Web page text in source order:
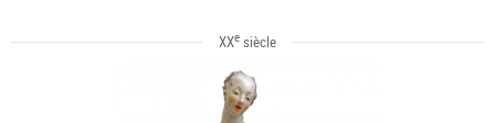
XXesiècle